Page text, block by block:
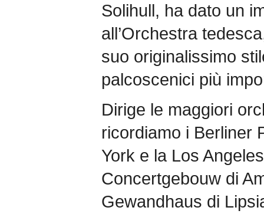
Solihull, ha dato un
all’Orchestra
suo originalissimo
palcoscenici più
Dirige le maggiori
ricordiamo i Berliner
York e la Los
Concertgebouw di
Gewandhaus di